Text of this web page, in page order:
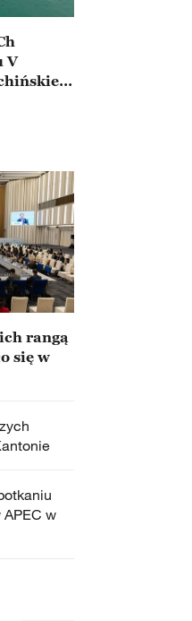
V
rangą
się w
w